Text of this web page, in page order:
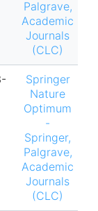
Palgrave,
Academic
Journals
(CLC)
Springer
Nature
Optimum
-
Springer,
Palgrave,
Academic
Journals
(CLC)